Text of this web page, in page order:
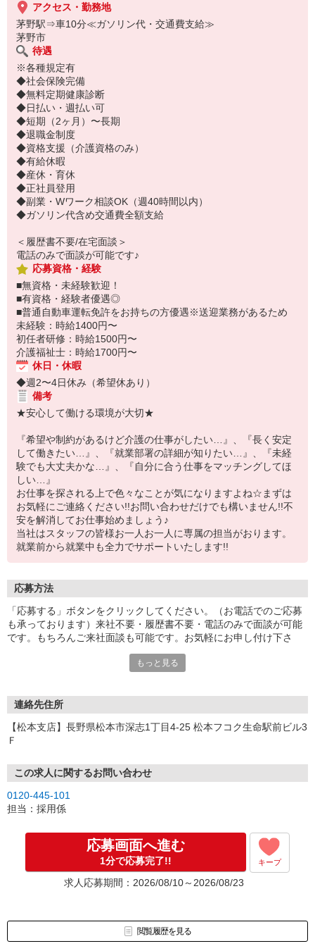
アクセス・勤務地
茅野駅⇒車10分≪ガソリン代・交通費支給≫
茅野市
待遇
※各種規定有
◆社会保険完備
◆無料定期健康診断
◆日払い・週払い可
◆短期（2ヶ月）〜長期
◆退職金制度
◆資格支援（介護資格のみ）
◆有給休暇
◆産休・育休
◆正社員登用
◆副業・Wワーク相談OK（週40時間以内）
◆ガソリン代含め交通費全額支給
＜履歴書不要/在宅面談＞
電話のみで面談が可能です♪
応募資格・経験
■無資格・未経験歓迎！
■有資格・経験者優遇◎
■普通自動車運転免許をお持ちの方優遇※送迎業務があるため
未経験：時給1400円〜
初任者研修：時給1500円〜
介護福祉士：時給1700円〜
休日・休暇
◆週2〜4日休み（希望休あり）
備考
★安心して働ける環境が大切★
『希望や制約があるけど介護の仕事がしたい…』、『長く安定
して働きたい…』、『就業部署の詳細が知りたい…』、『未経
験でも大丈夫かな…』、『自分に合う仕事をマッチングしてほ
しい…』
お仕事を探される上で色々なことが気になりますよね☆まずは
お気軽にご連絡ください!!お問い合わせだけでも構いません!!不
安を解消してお仕事始めましょう♪
当社はスタッフの皆様お一人お一人に専属の担当がおります。
就業前から就業中も全力でサポートいたします!!
応募方法
「応募する」ボタンをクリックしてください。（お電話でのご応募
も承っております）来社不要・履歴書不要・電話のみで面談が可能
です。もちろんご来社面談も可能です。お気軽にお申し付け下さ
もっと見る
連絡先住所
【松本支店】長野県松本市深志1丁目4-25 松本フコク生命駅前ビル3
Ｆ
この求人に関するお問い合わせ
0120-445-101
担当：採用係
応募画面へ進む
1分で応募完了!! キープ
求人応募期間：2026/08/10～2026/08/23
閲覧履歴を見る